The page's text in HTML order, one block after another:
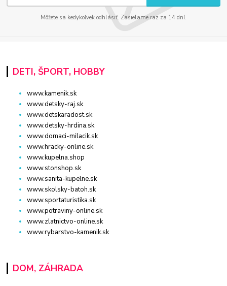
Môžete sa kedykoľvek odhlásiť. Zasielame raz za 14 dní.
DETI, ŠPORT, HOBBY
www.kamenik.sk
www.detsky-raj.sk
www.detskaradost.sk
www.detsky-hrdina.sk
www.domaci-milacik.sk
www.hracky-online.sk
www.kupelna.shop
www.stonshop.sk
www.sanita-kupelne.sk
www.skolsky-batoh.sk
www.sportaturistika.sk
www.potraviny-online.sk
www.zlatnictvo-online.sk
www.rybarstvo-kamenik.sk
DOM, ZÁHRADA